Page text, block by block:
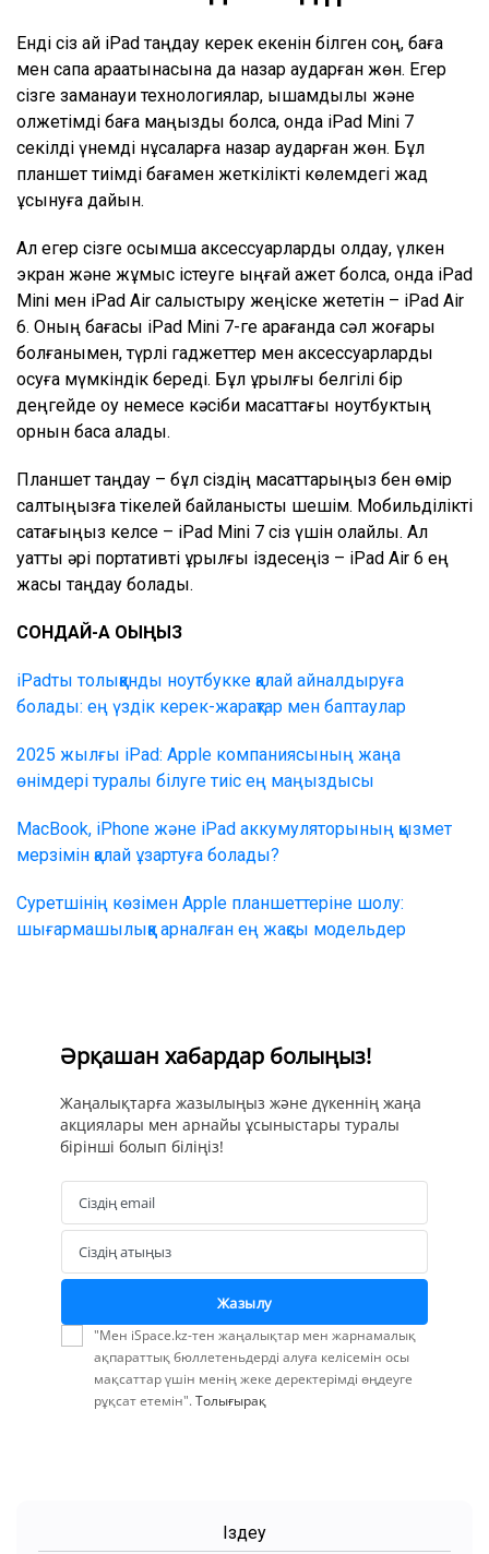
Енді сіз қай iPad таңдау керек екенін білген соң, баға
мен сапа арақатынасына да назар аударған жөн. Егер
сізге заманауи технологиялар, ықшамдылық және
қолжетімді баға маңызды болса, онда iPad Mini 7
секілді үнемді нұсқаларға назар аударған жөн. Бұл
планшет тиімді бағамен жеткілікті көлемдегі жад
ұсынуға дайын.
Ал егер сізге қосымша аксессуарларды қолдау, үлкен
экран және жұмыс істеуге ыңғай қажет болса, онда iPad
Mini мен iPad Air салыстыру жеңіске жететін – iPad Air
6. Оның бағасы iPad Mini 7-ге қарағанда сәл жоғары
болғанымен, түрлі гаджеттер мен аксессуарларды
қосуға мүмкіндік береді. Бұл құрылғы белгілі бір
деңгейде оқу немесе кәсіби мақсаттағы ноутбуктың
орнын баса алады.
Планшет таңдау – бұл сіздің мақсаттарыңыз бен өмір
салтыңызға тікелей байланысты шешім. Мобильділікті
сақтағыңыз келсе – iPad Mini 7 сіз үшін қолайлы. Ал
қуатты әрі портативті құрылғы іздесеңіз – iPad Air 6 ең
жақсы таңдау болады.
СОНДАЙ-АҚ ОҚЫҢЫЗ
iPadты толыққанды ноутбукке қалай айналдыруға
болады: ең үздік керек-жарақтар мен баптаулар
2025 жылғы iPad: Apple компаниясының жаңа
өнімдері туралы білуге тиіс ең маңыздысы
MacBook, iPhone және iPad аккумуляторының қызмет
мерзімін қалай ұзартуға болады?
Суретшінің көзімен Apple планшеттеріне шолу:
шығармашылыққа арналған ең жақсы модельдер
Әрқашан хабардар болыңыз!
Жаңалықтарға жазылыңыз және дүкеннің жаңа
акциялары мен арнайы ұсыныстары туралы
бірінші болып біліңіз!
Email
Сіздің email
Name
Сіздің атыңыз
Жазылу
"Мен iSpace.kz-тен жаңалықтар мен жарнамалық
ақпараттық бюллетеньдерді алуға келісемін осы
мақсаттар үшін менің жеке деректерімді өңдеуге
рұқсат етемін".Толығырақ
Іздеу